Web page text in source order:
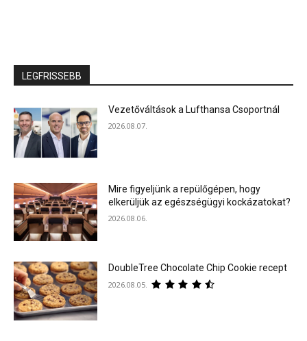
LEGFRISSEBB
Vezetőváltások a Lufthansa Csoportnál
2026.08.07.
Mire figyeljünk a repülőgépen, hogy
elkerüljük az egészségügyi kockázatokat?
2026.08.06.
DoubleTree Chocolate Chip Cookie recept
2026.08.05.